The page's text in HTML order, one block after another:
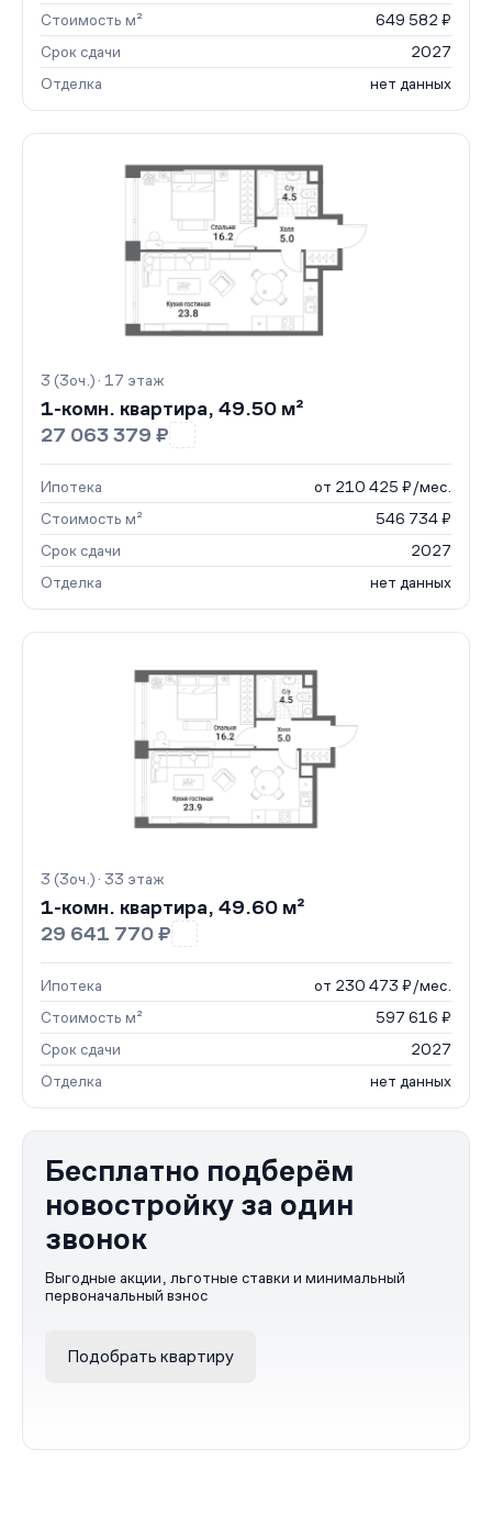
Стоимость м²
649 582 ₽
Срок сдачи
2027
Отделка
нет данных
3 (3оч.) · 17 этаж
1-комн. квартира, 49.50 м²
27 063 379 ₽
Ипотека
от 210 425 ₽/мес.
Стоимость м²
546 734 ₽
Срок сдачи
2027
Отделка
нет данных
3 (3оч.) · 33 этаж
1-комн. квартира, 49.60 м²
29 641 770 ₽
Ипотека
от 230 473 ₽/мес.
Стоимость м²
597 616 ₽
Срок сдачи
2027
Отделка
нет данных
Бесплатно подберём
новостройку за один
звонок
Выгодные акции, льготные ставки и минимальный
первоначальный взнос
Подобрать квартиру